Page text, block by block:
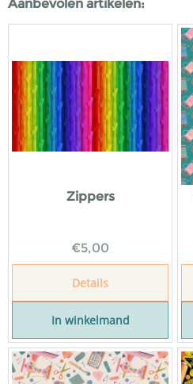
Aanbevolen artikelen:
Zippers
€5,00
Details
In winkelmand